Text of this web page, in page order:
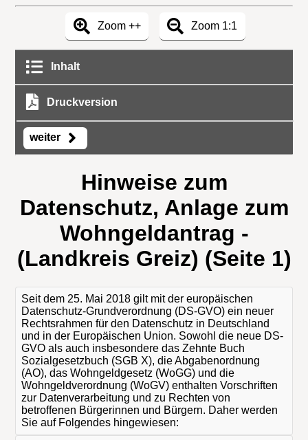
Zoom ++ Zoom 1:1
Inhalt
Druckversion
weiter
Hinweise zum
Datenschutz, Anlage zum
Wohngeldantrag -
(Landkreis Greiz) (Seite 1)
Seit dem 25. Mai 2018 gilt mit der europäischen
Datenschutz-Grundverordnung (DS-GVO) ein neuer
Rechtsrahmen für den Datenschutz in Deutschland
und in der Europäischen Union. Sowohl die neue DS-
GVO als auch insbesondere das Zehnte Buch
Sozialgesetzbuch (SGB X), die Abgabenordnung
(AO), das Wohngeldgesetz (WoGG) und die
Wohngeldverordnung (WoGV) enthalten Vorschriften
zur Datenverarbeitung und zu Rechten von
betroffenen Bürgerinnen und Bürgern. Daher werden
Sie auf Folgendes hingewiesen: